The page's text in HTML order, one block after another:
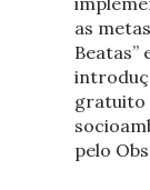
as
Beatas”
gratuito
pelo